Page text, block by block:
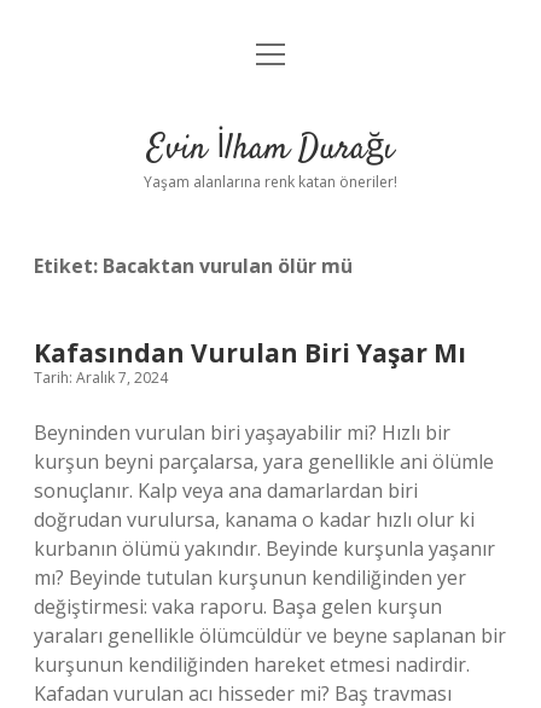
Anasayfa
Yasal Uyarı
menüyü
Evin İlham Durağı
Yaşam alanlarına renk katan öneriler!
Etiket: Bacaktan vurulan ölür mü
Kafasından Vurulan Biri Yaşar Mı
Tarih: Aralık 7, 2024
Beyninden vurulan biri yaşayabilir mi? Hızlı bir
kurşun beyni parçalarsa, yara genellikle ani ölümle
sonuçlanır. Kalp veya ana damarlardan biri
doğrudan vurulursa, kanama o kadar hızlı olur ki
kurbanın ölümü yakındır. Beyinde kurşunla yaşanır
mı? Beyinde tutulan kurşunun kendiliğinden yer
değiştirmesi: vaka raporu. Başa gelen kurşun
yaraları genellikle ölümcüldür ve beyne saplanan bir
kurşunun kendiliğinden hareket etmesi nadirdir.
Kafadan vurulan acı hisseder mi? Baş travması